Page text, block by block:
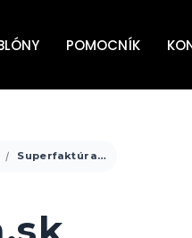
POMOCNÍK
Superfaktúra.sk nastavanie